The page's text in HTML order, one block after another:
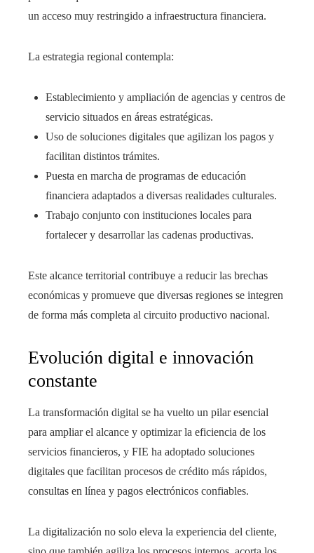
un acceso muy restringido a infraestructura financiera.
La estrategia regional contempla:
Establecimiento y ampliación de agencias y centros de
servicio situados en áreas estratégicas.
Uso de soluciones digitales que agilizan los pagos y
facilitan distintos trámites.
Puesta en marcha de programas de educación
financiera adaptados a diversas realidades culturales.
Trabajo conjunto con instituciones locales para
fortalecer y desarrollar las cadenas productivas.
Este alcance territorial contribuye a reducir las brechas
económicas y promueve que diversas regiones se integren
de forma más completa al circuito productivo nacional.
Evolución digital e innovación
constante
La transformación digital se ha vuelto un pilar esencial
para ampliar el alcance y optimizar la eficiencia de los
servicios financieros, y FIE ha adoptado soluciones
digitales que facilitan procesos de crédito más rápidos,
consultas en línea y pagos electrónicos confiables.
La digitalización no solo eleva la experiencia del cliente,